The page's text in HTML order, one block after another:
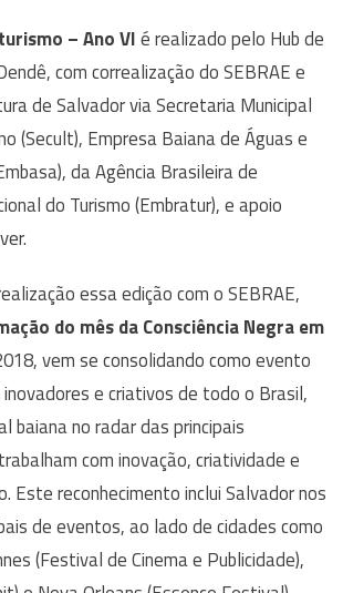
– Ano VIé realizado pelo Hub de
com correalização do SEBRAE e
de Salvador via Secretaria Municipal
(Secult), Empresa Baiana de Águas e
da Agência Brasileira de
do Turismo (Embratur), e apoio
essa edição com o SEBRAE,
do mês da Consciência Negra em
vem se consolidando como evento
e criativos de todo o Brasil,
baiana no radar das principais
com inovação, criatividade e
Este reconhecimento inclui Salvador nos
de eventos, ao lado de cidades como
(Festival de Cinema e Publicidade),